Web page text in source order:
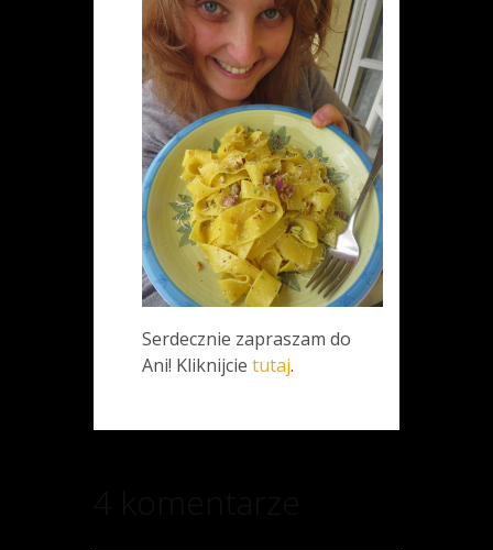
Serdecznie zapraszam do
Ani! Kliknijcie tutaj.